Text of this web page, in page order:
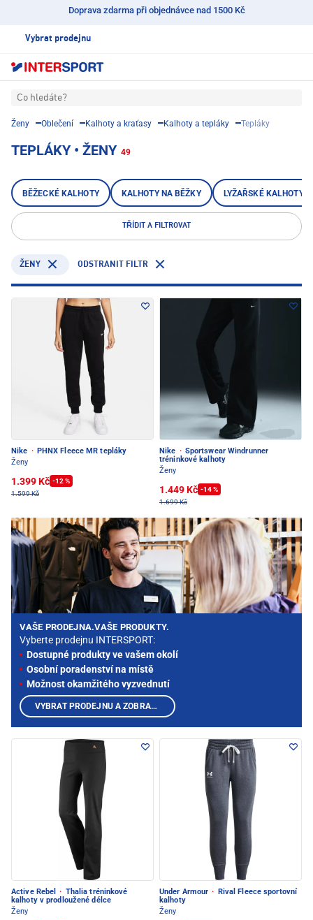
Doprava zdarma při objednávce nad 1500 Kč
Vybrat prodejnu
Co hledáte?
Ženy Oblečení Kalhoty a kraťasy Kalhoty a tepláky Tepláky
TEPLÁKY • ŽENY 49
BĚŽECKÉ KALHOTY KALHOTY NA BĚŽKY LYŽAŘSKÉ KALHOTY
TŘÍDIT A FILTROVAT
ŽENY ODSTRANIT FILTR
Nike · PHNX Fleece MR tepláky
Ženy
1.399 Kč -12 %
1.599 Kč
Nike · Sportswear Windrunner
tréninkové kalhoty
Ženy
1.449 Kč -14 %
1.699 Kč
Active Rebel · Thalia tréninkové
kalhoty v prodloužené délce
Ženy
Under Armour ·
Rival Fleece sportovní
kalhoty
Ženy
VAŠE PRODEJNA.VAŠE PRODUKTY.
Vyberte prodejnu INTERSPORT:
Dostupné produkty ve vašem okolí
Osobní poradenství na místě
Možnost okamžitého vyzvednutí
VYBRAT PRODEJNU A ZOBRAZIT PRODUKTY